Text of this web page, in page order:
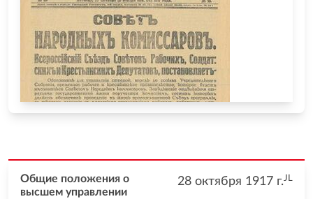
28 октября 1917 г.JL
Общие положения о
высшем управлении